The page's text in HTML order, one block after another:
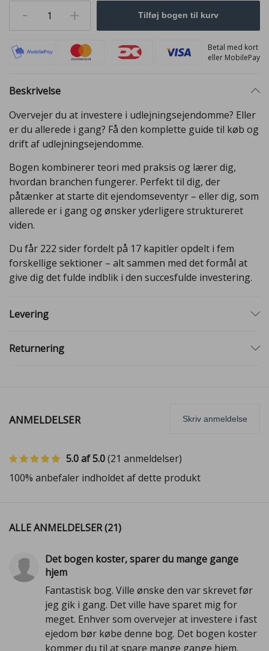
- 1 + Tilføj bogen til kurv
Betal med kort
eller MobilePay
Beskrivelse
Overvejer du at investere i udlejningsejendomme? Eller
er du allerede i gang? Få den komplette guide til køb og
drift af udlejningsejendomme.
Bogen kombinerer teori med praksis og lærer dig,
hvordan branchen fungerer. Perfekt til dig, der
påtænker at starte dit ejendomseventyr – eller dig, som
allerede er i gang og ønsker yderligere struktureret
viden.
Du får 222 sider fordelt på 17 kapitler opdelt i fem
forskellige sektioner – alt sammen med det formål at
give dig det fulde indblik i den succesfulde investering.
Levering
Returnering
ANMELDELSER Skriv anmeldelse
5.0 af 5.0(21 anmeldelser)
100% anbefaler indholdet af dette produkt
ALLE ANMELDELSER (21)
Det bogen koster, sparer du mange gange
hjem
Fantastisk bog. Ville ønske den var skrevet før
jeg gik i gang. Det ville have sparet mig for
meget. Enhver som overvejer at investere i fast
ejedom bør købe denne bog. Det bogen koster
kommer du til at spare mange gange hjem.